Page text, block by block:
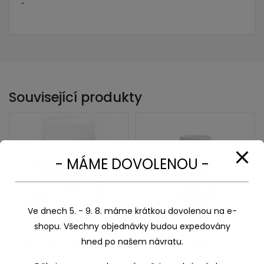
“
Související produkty
Vitrail – 45 ml Apple gren
Vitrail – 45 ml Chartreuse
- MÁME DOVOLENOU -
Ve dnech 5. - 9. 8. máme krátkou dovolenou na e-
shopu. Všechny objednávky budou expedovány
hned po našem návratu.